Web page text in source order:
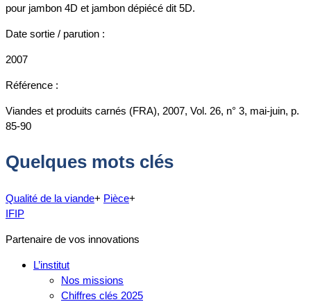
pour jambon 4D et jambon dépiécé dit 5D.
Date sortie / parution :
2007
Référence :
Viandes et produits carnés (FRA), 2007, Vol. 26, n° 3, mai-juin, p.
85-90
Quelques mots clés
Qualité de la viande+ Pièce+
IFIP
Partenaire de vos innovations
L’institut
Nos missions
Chiffres clés 2025